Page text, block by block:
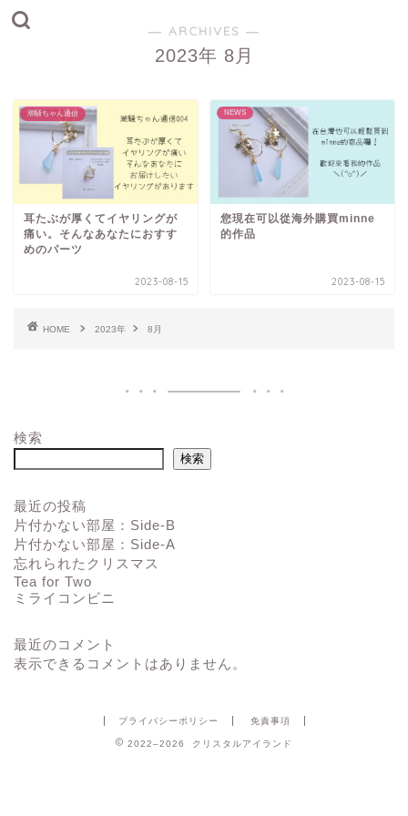
― ARCHIVES ―
2023年 8月
潮騒ちゃん通信
耳たぶが厚くてイヤリングが
痛い。そんなあなたにおすす
めのパーツ
2023-08-15
NEWS
您現在可以從海外購買minne
的作品
2023-08-15
HOME 2023年 8月
検索
検索
最近の投稿
片付かない部屋：Side-B
片付かない部屋：Side-A
忘れられたクリスマス
Tea for Two
ミライコンビニ
最近のコメント
表示できるコメントはありません。
プライバシーポリシー 免責事項
2022–2026 クリスタルアイランド